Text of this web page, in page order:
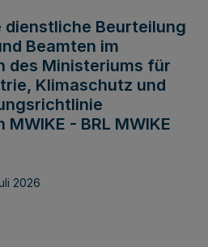
dienstliche Beurteilung
Beamten im
des Ministeriums für
Klimaschutz und
- BRL MWIKE
2026